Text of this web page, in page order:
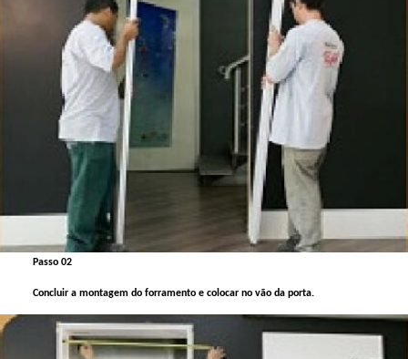
Passo 02
Concluir a montagem do forramento e colocar no vão da porta.